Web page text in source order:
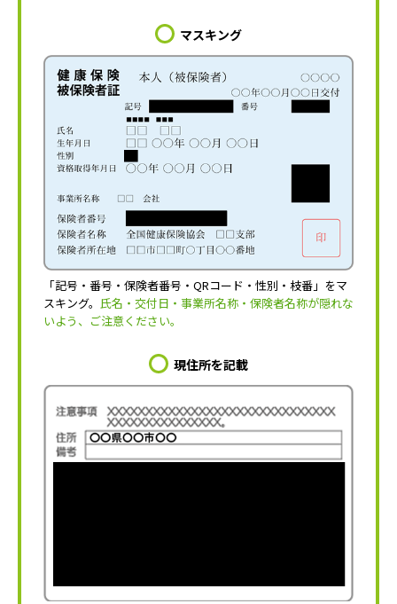
マスキング
「記号・番号・保険者番号・QRコード・性別・枝番」をマ
スキング。 氏名・交付日・事業所名称・保険者名称が隠れな
いよう、ご注意ください。
現住所を記載